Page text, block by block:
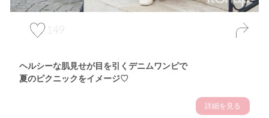
149
ヘルシーな肌見せが目を引くデニムワンピで
夏のピクニックをイメージ♡
詳細を見る